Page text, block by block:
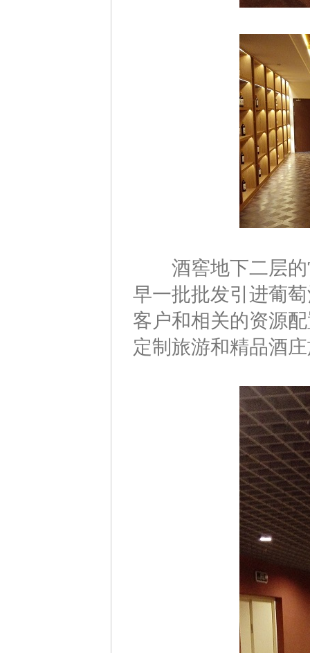
酒窖地下二层的
早一批批发引进葡
客户和相关的资源
定制旅游和精品酒